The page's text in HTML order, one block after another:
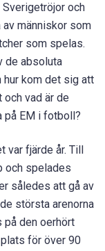
och
människor som
som spelas.
de absoluta
hur kom det sig att
och vad är de
på EM i fotboll?
fjärde år. Till
och spelades
således att gå av
största arenorna
på den oerhört
för över 90